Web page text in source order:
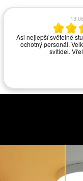
Asi nejlepší světelné
ochotný personál.
svítidel.